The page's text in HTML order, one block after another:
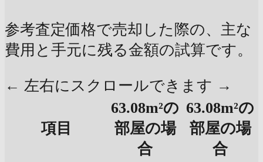
参考査定価格で売却した際の、主な
費用と手元に残る金額の試算です。
← 左右にスクロールできます →
項目
63.08m²の
部屋の場
合
63.08m²の
部屋の場
合